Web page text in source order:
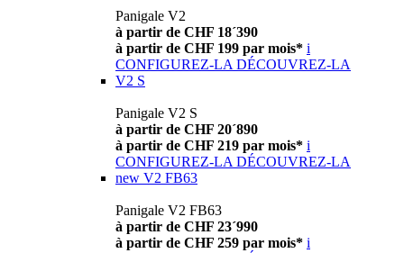
Panigale V2
à partir de CHF 18´390
à partir de CHF 199 par mois* i
CONFIGUREZ-LA DÉCOUVREZ-LA
V2 S
Panigale V2 S
à partir de CHF 20´890
à partir de CHF 219 par mois* i
CONFIGUREZ-LA DÉCOUVREZ-LA
new V2 FB63
Panigale V2 FB63
à partir de CHF 23´990
à partir de CHF 259 par mois* i